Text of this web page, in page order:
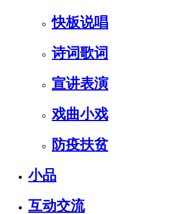
快板说唱
诗词歌词
宣讲表演
戏曲小戏
防疫扶贫
小品
互动交流